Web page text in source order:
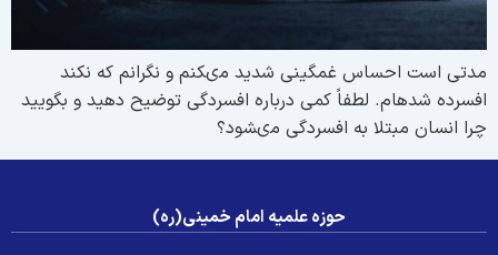
است احساس غمگينى شديد مى‏كنم و نگرانم كه نكند
شده‏ام. لطفاً كمى درباره افسردگى توضيح دهيد و بگوييد
انسان مبتلا به افسردگى مى‏شود؟
حوزه علمیه امام خمینی(ره)